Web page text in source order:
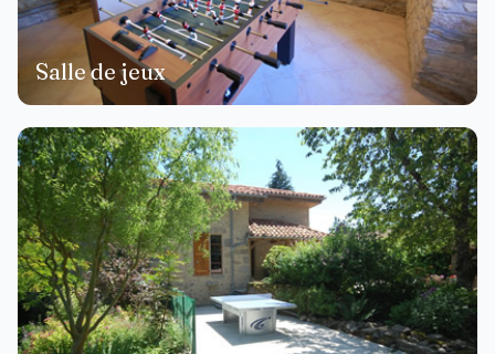
Salle de jeux